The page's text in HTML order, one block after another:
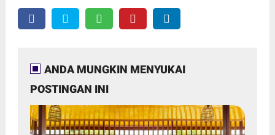
ANDA MUNGKIN MENYUKAI
POSTINGAN INI